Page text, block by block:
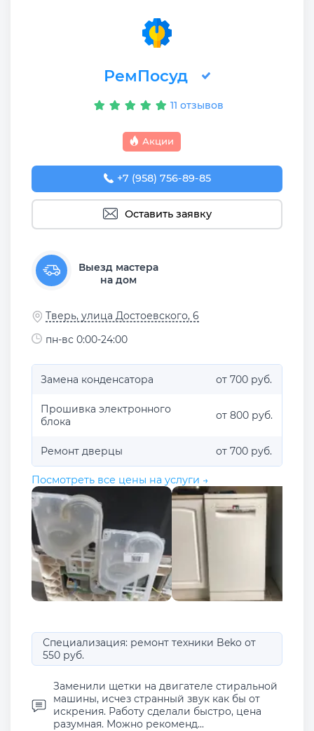
РемПосуд
11 отзывов
Акции
+7 (958) 756-89-85
Оставить заявку
Выезд мастера
на дом
Тверь, улица Достоевского, 6
пн-вс 0:00-24:00
Замена конденсатора от 700 руб.
Прошивка электронного
блока
от 800 руб.
Ремонт дверцы от 700 руб.
Посмотреть все цены на услуги →
Специализация: ремонт техники Beko от
550 руб.
Заменили щетки на двигателе стиральной
машины, исчез странный звук как бы от
искрения. Работу сделали быстро, цена
разумная. Можно рекоменд...